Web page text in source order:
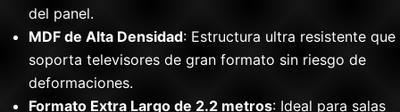
del panel.
MDF de Alta Densidad: Estructura ultra resistente que
soporta televisores de gran formato sin riesgo de
deformaciones.
Formato Extra Largo de 2.2 metros: Ideal para salas